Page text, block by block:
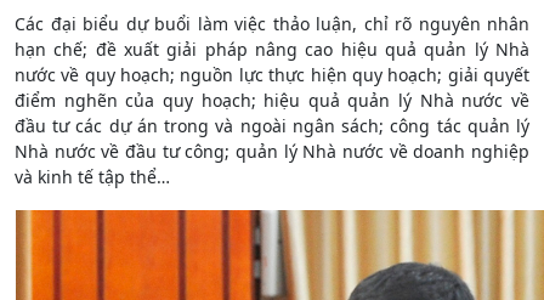
Các đại biểu dự buổi làm việc thảo luận, chỉ rõ nguyên nhân
hạn chế; đề xuất giải pháp nâng cao hiệu quả quản lý Nhà
nước về quy hoạch; nguồn lực thực hiện quy hoạch; giải quyết
điểm nghẽn của quy hoạch; hiệu quả quản lý Nhà nước về
đầu tư các dự án trong và ngoài ngân sách; công tác quản lý
Nhà nước về đầu tư công; quản lý Nhà nước về doanh nghiệp
và kinh tế tập thể…